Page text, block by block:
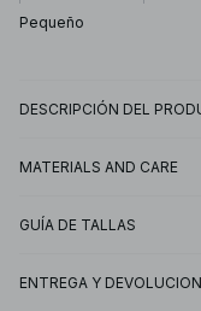
Pequeño
DESCRIPCIÓN DEL
MATERIALS AND CARE
GUÍA DE TALLAS
ENTREGA Y